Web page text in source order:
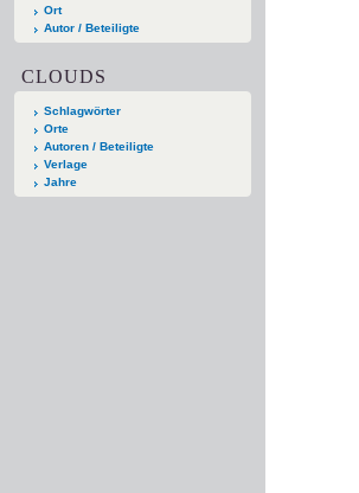
Ort
Autor / Beteiligte
CLOUDS
Schlagwörter
Orte
Autoren / Beteiligte
Verlage
Jahre